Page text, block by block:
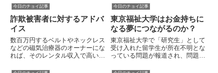
いようは、返事に困ります。答え
ようと思えば答えられますが、相
当おかしなやりとりになります
よ。たとえば、「何をやっている
ん...
今日のチョイ記事
詐欺被害者に対するアドバ
イス
数百万円するベルトやネックレス
などの磁気治療器のオーナーにな
れば、そのレンタル収入で高い配
法を真に受けますか？ジャパンラ
今日のチョイ記事
東京福祉大学はお金持ちに
なる夢につながるのか？
東京福祉大学で「研究生」として
受け入れた留学生が所在不明とな
っている問題が報道され、問題に
は、日本の大学での学位取得を目